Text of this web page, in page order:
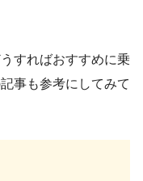
すればおすすめに乗
事も参考にしてみて